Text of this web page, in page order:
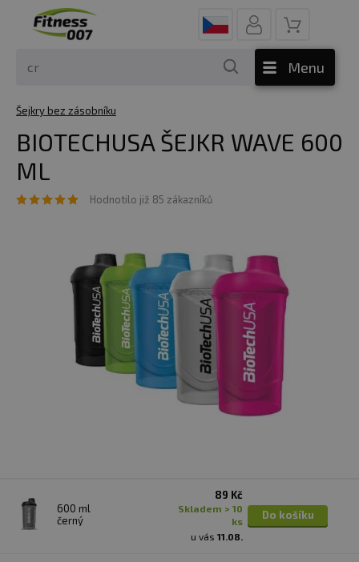
Menu
Šejkry bez zásobníku
BIOTECHUSA ŠEJKR WAVE 600
ML
Hodnotilo již 85 zákazníků
600 ml
černý
89 Kč
skladem > 10
ks
u vás 11.08.
Do košíku